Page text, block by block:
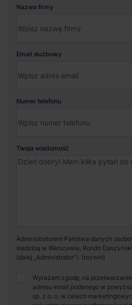
Nazwa firmy
Email służbowy
Numer telefonu
Twoja wiadomość
Administratorem Państwa danych
siedzibą w Warszawie, Rondo
(dalej „Administrator”).
Wyrażam zgodę, na
adresu email podanego w
sp. z o. o. w celach